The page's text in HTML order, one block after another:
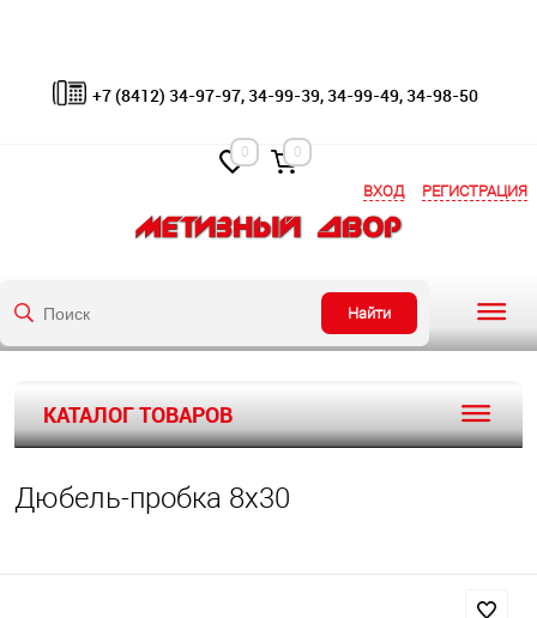
ВХОД РЕГИСТРАЦИЯ
Найти
+7 (8412) 34-97-97, 34-99-39, 34-99-49, 34-98-50
0 0
КАТАЛОГ ТОВАРОВ
Дюбель-пробка 8х30